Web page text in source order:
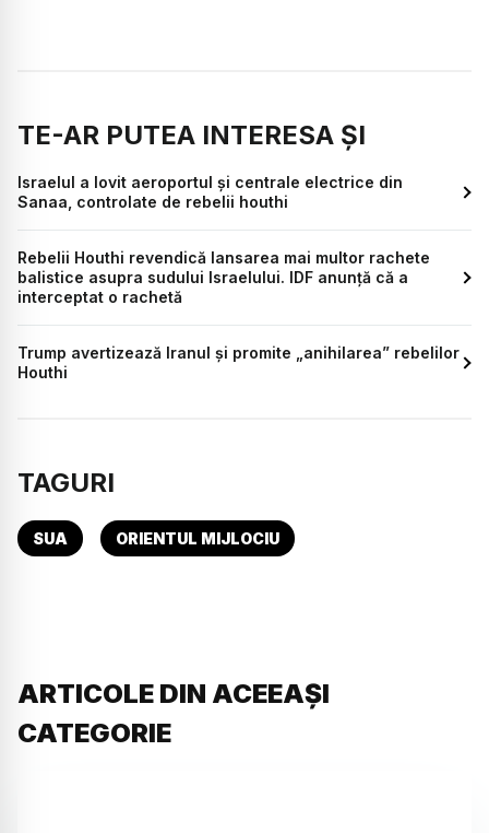
TE-AR PUTEA INTERESA ȘI
Israelul a lovit aeroportul și centrale electrice din
Sanaa, controlate de rebelii houthi
Rebelii Houthi revendică lansarea mai multor rachete
balistice asupra sudului Israelului. IDF anunță că a
interceptat o rachetă
Trump avertizează Iranul și promite „anihilarea” rebelilor
Houthi
TAGURI
SUA ORIENTUL MIJLOCIU
ARTICOLE DIN ACEEAȘI
CATEGORIE